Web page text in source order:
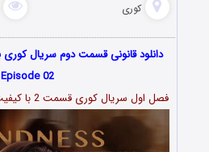
کوری
Episode 02
فصل اول سریال کوری قسمت 2 با کیفیت 1080p & 720p & 480p